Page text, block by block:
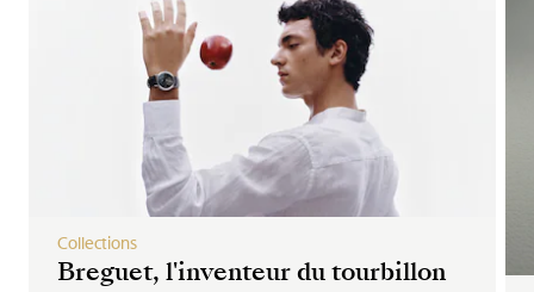
Breguet, l'inventeur du tourbillon
Collections